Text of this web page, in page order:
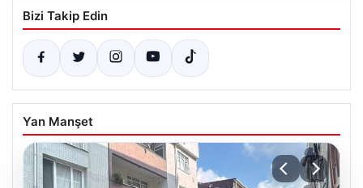
Bizi Takip Edin
Yan Manşet